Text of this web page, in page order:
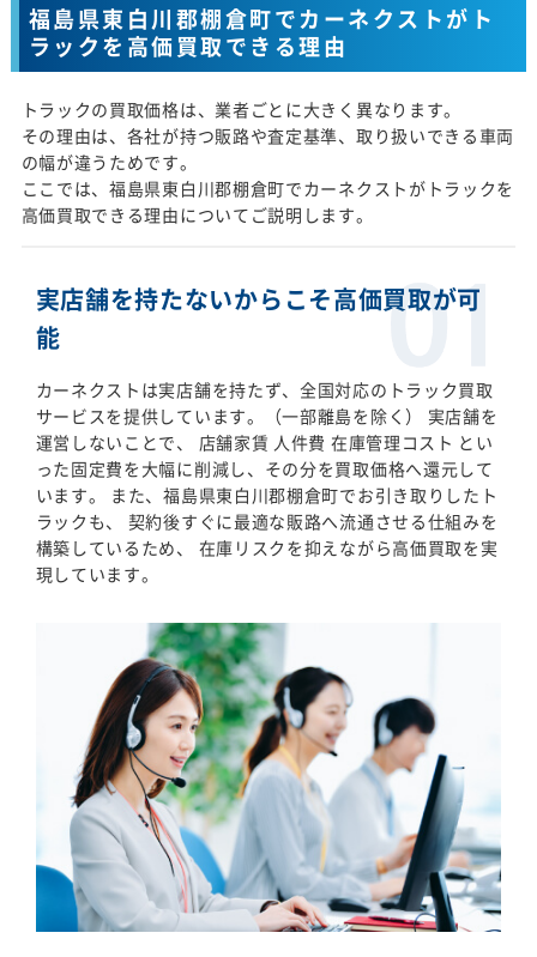
福島県東白川郡棚倉町でカーネクストがト
ラックを高価買取できる理由
トラックの買取価格は、業者ごとに大きく異なります。
その理由は、各社が持つ販路や査定基準、取り扱いできる車両
の幅が違うためです。
ここでは、福島県東白川郡棚倉町でカーネクストがトラックを
高価買取できる理由についてご説明します。
実店舗を持たないからこそ高価買取が可
能
カーネクストは実店舗を持たず、全国対応のトラック買取
サービスを提供しています。（一部離島を除く） 実店舗を
運営しないことで、 店舗家賃 人件費 在庫管理コスト とい
った固定費を大幅に削減し、その分を買取価格へ還元して
います。 また、福島県東白川郡棚倉町でお引き取りしたト
ラックも、 契約後すぐに最適な販路へ流通させる仕組みを
構築しているため、 在庫リスクを抑えながら高価買取を実
現しています。